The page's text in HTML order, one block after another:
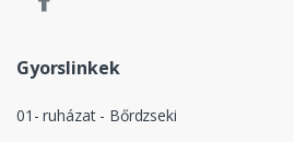
Gyorslinkek
01- ruházat - Bőrdzseki